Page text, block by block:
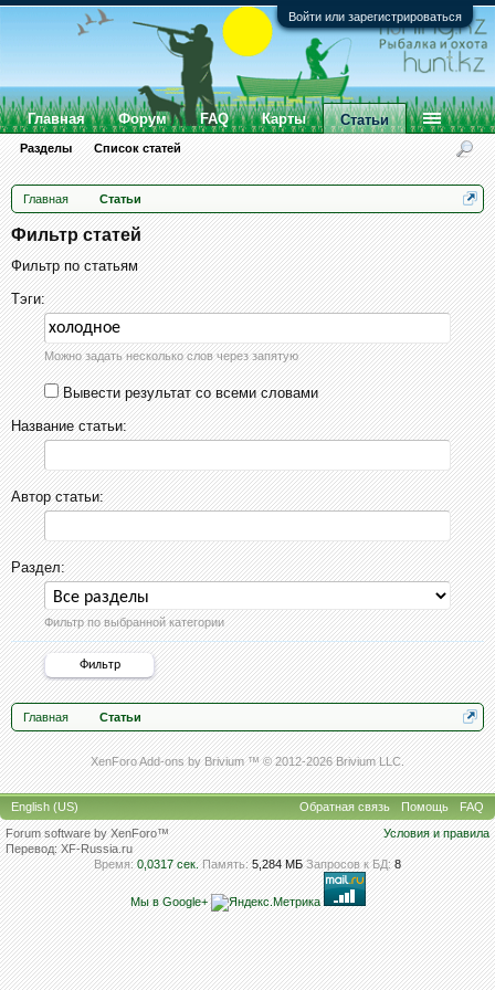
Войти или зарегистрироваться
Главная Статьи
Фильтр статей
Фильтр по статьям
Тэги:
Можно задать несколько слов через запятую
Вывести результат со всеми словами
Название статьи:
Автор статьи:
Раздел:
Фильтр по выбранной категории
Главная Статьи
XenForo Add-ons by Brivium ™ © 2012-2026 Brivium LLC.
Главная Форум FAQ Карты Статьи
Разделы Список статей
English (US) Обратная связь Помощь
FAQ
Условия и правила
Forum software by XenForo™
Перевод:XF-Russia.ru
Время: 0,0317 сек. Память: 5,284 МБ Запросов к БД: 8
Мы в Google+